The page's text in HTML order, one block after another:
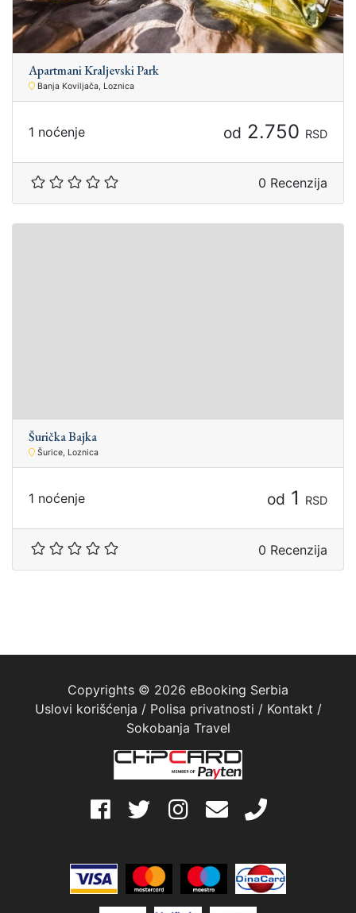
Apartmani Kraljevski Park
Banja Koviljača, Loznica
1 noćenje od 2.750 RSD
0 Recenzija
Šurička Bajka
Šurice, Loznica
1 noćenje od 1 RSD
0 Recenzija
Copyrights © 2026 eBooking Serbia
Uslovi korišćenja / Polisa privatnosti / Kontakt /
Sokobanja Travel